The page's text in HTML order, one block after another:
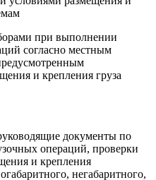
при выполнении
согласно местным
и крепления груза
документы по
операций, проверки
и крепления
негабаритного,